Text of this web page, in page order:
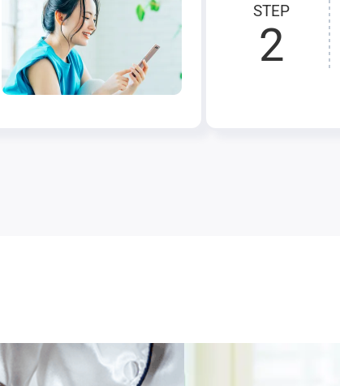
STEP
2